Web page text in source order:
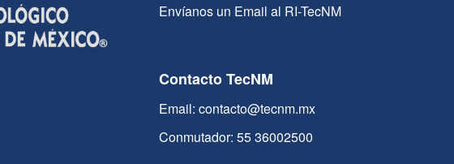
Envíanos un Email al RI-TecNM
Contacto TecNM
Email: contacto@tecnm.mx
Conmutador: 55 36002500